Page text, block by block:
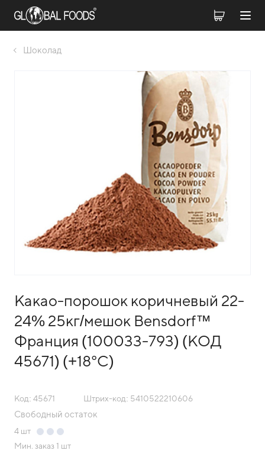
Шоколад
Какао-порошок коричневый 22-
24% 25кг/мешок Bensdorf™
Франция (100033-793) (КОД
45671) (+18°С)
Код: 45671 Штрих-код: 5410522210606
Свободный остаток
4 шт
Мин. заказ 1 шт